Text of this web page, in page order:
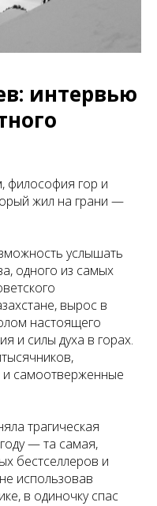
интервью
философия гор и
жил на грани —
услышать
одного из самых
вырос в
настоящего
и силы духа в горах.
самоотверженные
трагическая
— та самая,
бестселлеров и
использовав
в одиночку спас